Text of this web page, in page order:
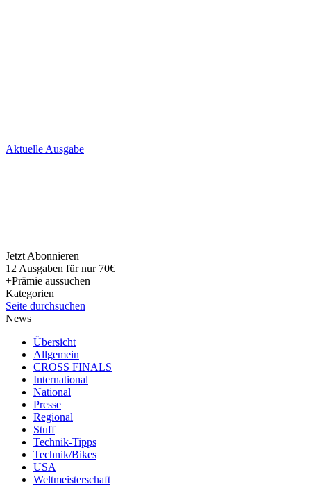
Skip
Aktuelle Ausgabe
Jetzt Abonnieren
12 Ausgaben für nur 70€
+Prämie aussuchen
Kategorien
Seite durchsuchen
News
Übersicht
Allgemein
CROSS FINALS
International
National
Presse
Regional
Stuff
Technik-Tipps
Technik/Bikes
USA
Weltmeisterschaft